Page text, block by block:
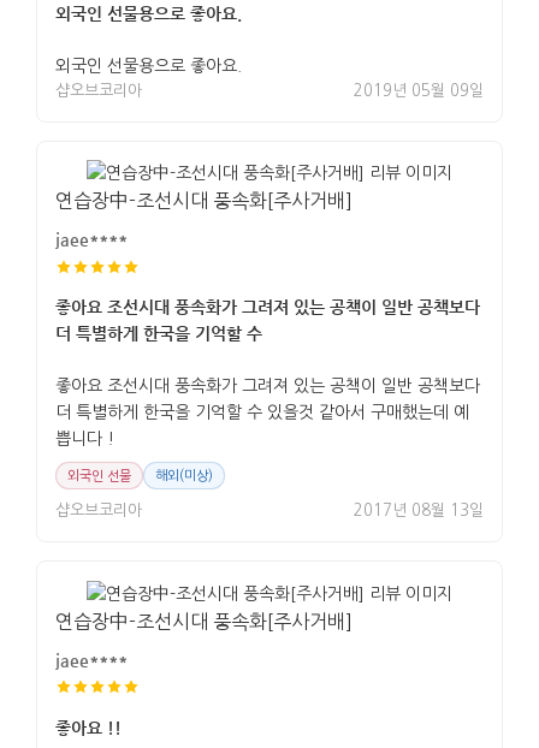
외국인 선물용으로 좋아요.
외국인 선물용으로 좋아요.
샵오브코리아 2019년 05월 09일
연습장中-조선시대 풍속화[주사거배]
jaee****
좋아요 조선시대 풍속화가 그려져 있는 공책이 일반 공책보다
더 특별하게 한국을 기억할 수
좋아요 조선시대 풍속화가 그려져 있는 공책이 일반 공책보다
더 특별하게 한국을 기억할 수 있을것 같아서 구매했는데 예
쁩니다 !
외국인 선물 해외(미상)
샵오브코리아 2017년 08월 13일
연습장中-조선시대 풍속화[주사거배]
jaee****
좋아요 !!